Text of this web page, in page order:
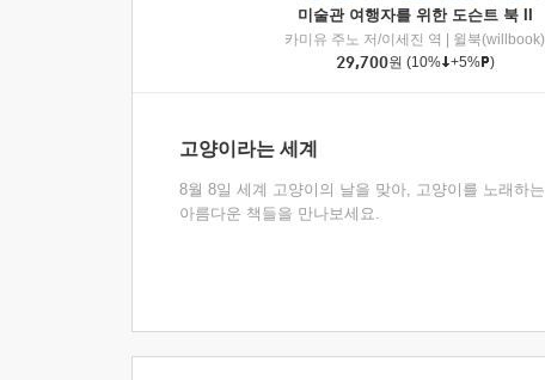
미술관 여행자를 위한 도슨트 북 II
카미유 주노 저/이세진 역
윌북(willbook)
29,700원 (10% +5% )
고양이라는 세계
8월 8일 세계 고양이의 날을 맞아, 고양이를 노래하는
아름다운 책들을 만나보세요.